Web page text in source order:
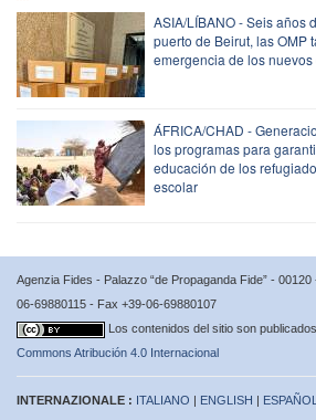
ASIA/LÍBANO - Seis años
puerto de Beirut, las OMP
emergencia de los
ÁFRICA/CHAD -
los programas para
educación de los
escolar
Agenzia Fides - Palazzo “de Propaganda Fide” -
06-69880115 - Fax +39-06-69880107
Los contenidos del sitio son
Commons Atribución 4.0 Internacional
INTERNAZIONALE : ITALIANO | ENGLISH | ESPAÑOL